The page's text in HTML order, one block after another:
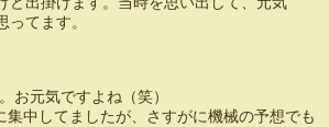
てます。
お元気ですよね（笑）
集中してましたが、さすがに機械の予想でも